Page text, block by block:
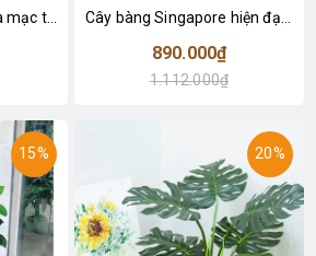
Cây xương rồng trụ sa mạc trang trí loại 2 tay (155cm) - LC2912 Cây bàng Singapore hiện đại trang trí nhà đẹp (120cm) - LC2913
890.000₫
1.112.000₫
15% 20%